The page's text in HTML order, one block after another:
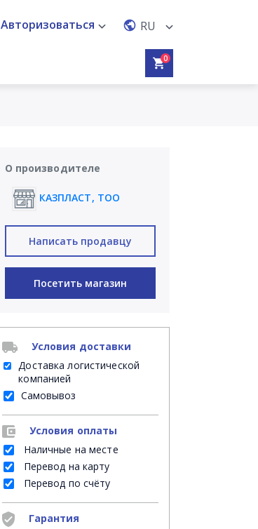
Авторизоваться RU
0
О производителе
КАЗПЛАСТ, ТОО
Написать продавцу
Посетить магазин
Условия доставки
Доставка логистической
компанией
Самовывоз
Условия оплаты
Наличные на месте
Перевод на карту
Перевод по счёту
Гарантия